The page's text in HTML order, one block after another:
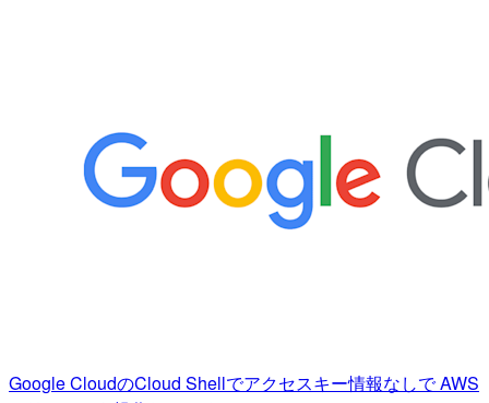
Google CloudのCloud Shellでアクセスキー情報なしで AWS